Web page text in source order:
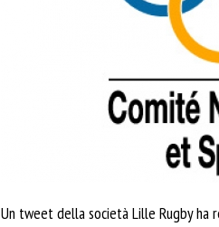
Un tweet della società Lille Rugby ha